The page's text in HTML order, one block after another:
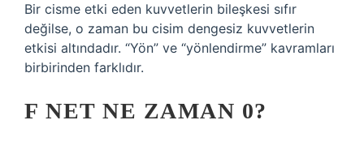
Bir cisme etki eden kuvvetlerin bileşkesi sıfır
değilse, o zaman bu cisim dengesiz kuvvetlerin
etkisi altındadır. “Yön” ve “yönlendirme” kavramları
birbirinden farklıdır.
F NET NE ZAMAN 0?